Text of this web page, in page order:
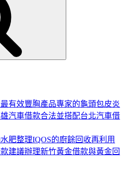
有效豐胸產品專家的龜頭包皮炎
汽車借款合法並搭配台北汽車借
肥整理IQOS的廚餘回收再利用
建議辦理新竹黃金借款與黃金回